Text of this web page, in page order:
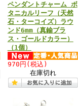
ペンダントチャーム ボ
タニカルリーフ（天然
石・ターコイズ）ラウ
ンド6mm（真鍮ブラ
ス・ゴールドカラー）
（1個）
970円 (税込)
在庫切れ